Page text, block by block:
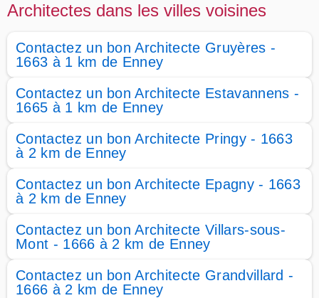
Architectes dans les villes voisines
Contactez un bon Architecte Gruyères -
1663 à 1 km de Enney
Contactez un bon Architecte Estavannens -
1665 à 1 km de Enney
Contactez un bon Architecte Pringy - 1663
à 2 km de Enney
Contactez un bon Architecte Epagny - 1663
à 2 km de Enney
Contactez un bon Architecte Villars-sous-
Mont - 1666 à 2 km de Enney
Contactez un bon Architecte Grandvillard -
1666 à 2 km de Enney